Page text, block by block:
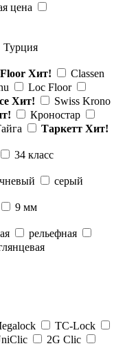
цена
Турция
Хит!
Classen
Loc Floor
Хит!
Swiss Krono
Кроностар
Таркетт Хит!
34 класс
серый
9 мм
рельефная
TC-Lock
2G Clic